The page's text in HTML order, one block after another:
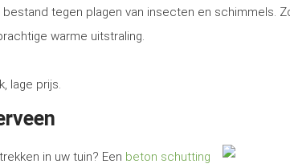
tegen plagen van insecten en schimmels.
warme uitstraling.
lage prijs.
in uw tuin? Een beton schutting